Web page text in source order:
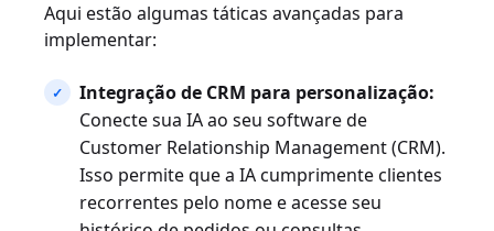
Aqui estão algumas táticas avançadas para
implementar:
Integração de CRM para personalização:
Conecte sua IA ao seu software de
Customer Relationship Management (CRM).
Isso permite que a IA cumprimente clientes
recorrentes pelo nome e acesse seu